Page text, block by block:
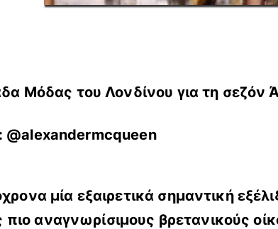
Μόδας του Λονδίνου για τη σεζόν
μία εξαιρετικά σημαντική
αναγνωρίσιμους βρετανικούς